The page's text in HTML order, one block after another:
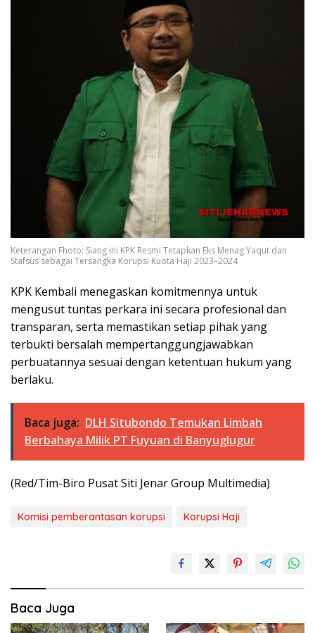
Keterangan Fhoto: Siang ini KPK Resmi Tetapkan Eks Menag Yaqut dan
Stafsus sebagai Tersangka Korupsi Kuota Haji 2023–2024
KPK Kembali menegaskan komitmennya untuk
mengusut tuntas perkara ini secara profesional dan
transparan, serta memastikan setiap pihak yang
terbukti bersalah mempertanggungjawabkan
perbuatannya sesuai dengan ketentuan hukum yang
berlaku.
Baca juga: DLH Situbondo Temukan Limbah
Berbahaya Milik PT Fuyuan di Banyuglugur
(Red/Tim-Biro Pusat Siti Jenar Group Multimedia)
Komisi pemberantasan korupsi Korupsi Haji
Baca Juga